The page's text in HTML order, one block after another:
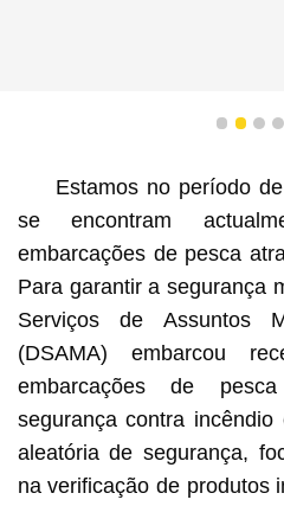
1 2 3 4
Estamos no período
se encontram
embarcações de pesca
Para garantir a segurança
Serviços de Assuntos
(DSAMA) embarcou
embarcações de
segurança contra
aleatória de segurança,
na verificação de produtos